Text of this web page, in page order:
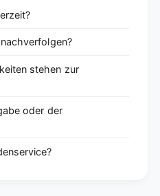
stehen zur
oder der